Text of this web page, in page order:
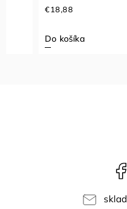
€18,88
Do košíka
sklad